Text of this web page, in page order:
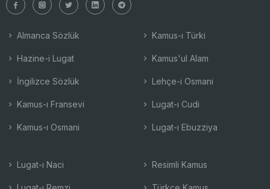
Almanca Sözlük
Hazine-i Lugat
İngilizce Sözlük
Kamus-ı Fransevi
Kamus-ı Osmani
Kamus-ı Türki
Kamus'ul Alam
Lehçe-i Osmani
Lugat-ı Cudi
Lugat-ı Ebuzziya
Lugat-ı Naci Resimli Kamus